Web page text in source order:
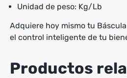
Unidad de peso: Kg/Lb
Adquiere hoy mismo tu
el control inteligente de tu
Productos